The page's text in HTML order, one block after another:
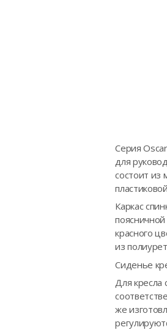
Серия
для
состоит из
Каркас
красного
из
Сиденье
Для кресла
же